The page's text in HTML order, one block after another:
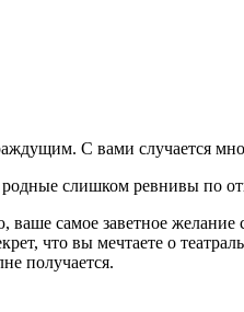
С вами случается
слишком ревнивы по
самое заветное
что вы мечтаете о
получается.